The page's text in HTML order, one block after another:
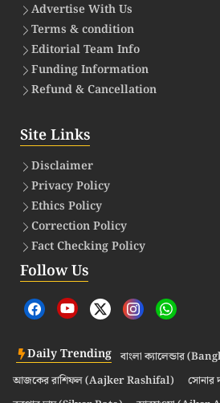
Advertise With Us
Terms & condition
Editorial Team Info
Funding Information
Refund & Cancellation
Site Links
Disclaimer
Privacy Policy
Ethics Policy
Correction Policy
Fact Checking Policy
Follow Us
Daily Trending বাংলা ক্যালেন্ডার
আজকের রাশিফল (Aajker Rashifal)
সোনার